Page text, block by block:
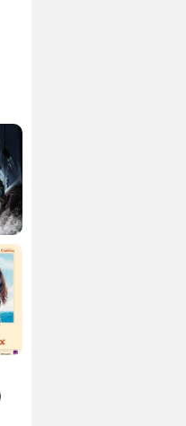
Les Matins merveilleux Bande-annonce VF